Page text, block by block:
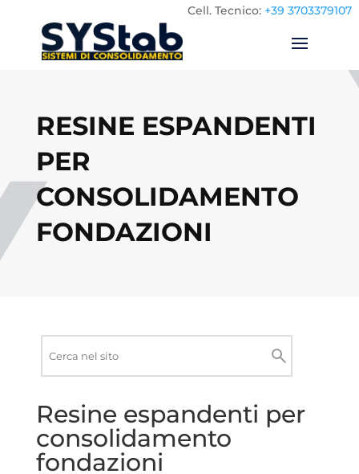
Cell. Tecnico: +39 3703379107
RESINE ESPANDENTI
PER
CONSOLIDAMENTO
FONDAZIONI
sito
Cerca
Resine espandenti per
consolidamento
fondazioni